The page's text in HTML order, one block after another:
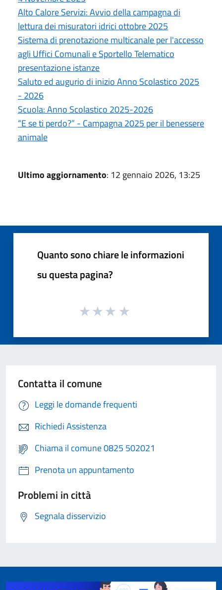
Alto Calore Servizi: Avvio della campagna di
lettura dei misuratori idrici ottobre 2025
Sistema di prenotazione multicanale per l'accesso
agli Uffici Comunali e Sportello Telematico
presentazione istanze
Saluto ed augurio di inizio Anno Scolastico 2025
- 2026
Scuola: Anno Scolastico 2025-2026
“E se ti perdo?” - Campagna 2025 per il benessere
animale
Ultimo aggiornamento: 12 gennaio 2026, 13:25
Quanto sono chiare le informazioni
su questa pagina?
Contatta il comune
Leggi le domande frequenti
Richiedi Assistenza
Chiama il comune 0825 502021
Prenota un appuntamento
Problemi in città
Segnala disservizio